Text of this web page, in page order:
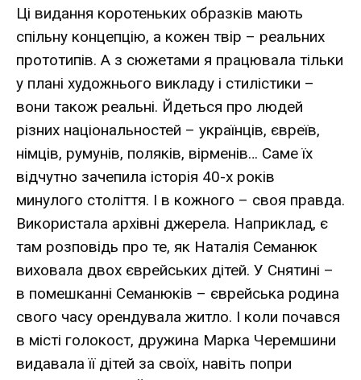
Ці видання коротеньких образків мають
спільну концепцію, а кожен твір – реальних
прототипів. А з сюжетами я працювала тільки
у плані художнього викладу і стилістики –
вони також реальні. Йдеться про людей
різних національностей – українців, євреїв,
німців, румунів, поляків, вірменів… Саме їх
відчутно зачепила історія 40-х років
минулого століття. І в кожного – своя правда.
Використала архівні джерела. Наприклад, є
там розповідь про те, як Наталія Семанюк
виховала двох єврейських дітей. У Снятині –
в помешканні Семанюків – єврейська родина
свого часу орендувала житло. І коли почався
в місті голокост, дружина Марка Черемшини
видавала її дітей за своїх, навіть попри